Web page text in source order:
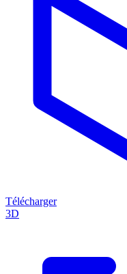
Télécharger
3D